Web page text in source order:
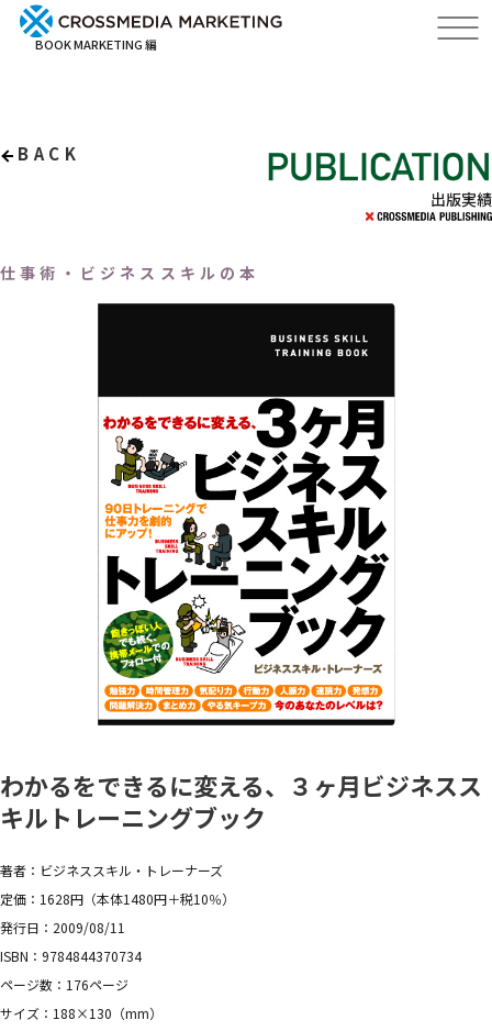
BOOK MARKETING 編
BACK
出版実績
仕事術・ビジネススキルの本
わかるをできるに変える、３ヶ月ビジネスス
キルトレーニングブック
著者：ビジネススキル・トレーナーズ
定価：1628円（本体1480円＋税10％）
発行日：2009/08/11
ISBN：9784844370734
ページ数：176ページ
サイズ：188×130（mm）